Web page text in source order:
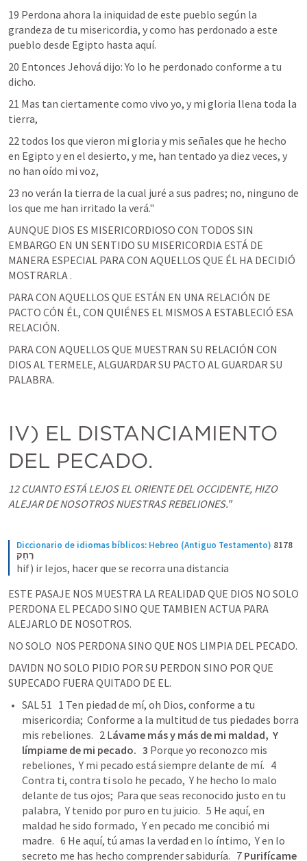
19 Perdona ahora la iniquidad de este pueblo según la
grandeza de tu misericordia, y como has perdonado a este
pueblo desde Egipto hasta aquí.
20 Entonces Jehová dijo: Yo lo he perdonado conforme a tu
dicho.
21 Mas tan ciertamente como vivo yo, y mi gloria llena toda la
tierra,
22 todos los que vieron mi gloria y mis señales que he hecho
en Egipto y en el desierto, y me, han tentado ya diez veces, y
no han oído mi voz,
23 no verán la tierra de la cual juré a sus padres; no, ninguno de
los que me han irritado la verá."
AUNQUE DIOS ES MISERICORDIOSO CON TODOS SIN
EMBARGO EN UN SENTIDO SU MISERICORDIA ESTÁ DE
MANERA ESPECIAL PARA CON AQUELLOS QUE ÉL HA DECIDIÓ
MOSTRARLA .
PARA CON AQUELLOS QUE ESTÁN EN UNA RELACIÓN DE
PACTO CÓN ÉL, CON QUIÉNES EL MISMOS A ESTABLECIÓ ESA
RELACIÓN.
PARA CON AQUELLOS QUE MUESTRAN SU RELACIÓN CON
DIOS AL TERMELE, ALGUARDAR SU PACTO AL GUARDAR SU
PALABRA.
IV) EL DISTANCIAMIENTO
DEL PECADO.
12 CUANTO ESTÁ LEJOS EL ORIENTE DEL OCCIDENTE, HIZO
ALEJAR DE NOSOTROS NUESTRAS REBELIONES."
Diccionario de idiomas bíblicos: Hebreo (Antiguo Testamento) 8178
רָחַק
hif) ir lejos, hacer que se recorra una distancia
ESTE PASAJE NOS MUESTRA LA REALIDAD QUE DIOS NO SOLO
PERDONA EL PECADO SINO QUE TAMBIEN ACTUA PARA
ALEJARLO DE NOSOTROS.
DAVIDN NO SOLO PIDIO POR SU PERDON SINO POR QUE
SUPECADO FUERA QUITADO DE EL.
SAL 51
  ﻿ 1 ﻿Ten piedad de mí, oh Dios, conforme a tu
misericordia;  Conforme a la multitud de tus piedades borra
mis rebeliones.  ﻿ 2 Lávame más y más de mi maldad,  Y
límpiame de mi pecado.  ﻿ 3 Porque yo reconozco mis
rebeliones,  Y mi pecado está siempre delante de mí.  ﻿ 4
Contra ti, contra ti solo he pecado,  Y he hecho lo malo
delante de tus ojos;  Para que seas reconocido justo en tu
palabra,  Y tenido por puro en tu juicio.﻿  ﻿ 5 He aquí, en
maldad he sido formado,  Y en pecado me concibió mi
madre.  ﻿ 6 He aquí, tú amas la verdad en lo íntimo,  Y en lo
secreto me has hecho comprender sabiduría.  ﻿ 7 Purifícame